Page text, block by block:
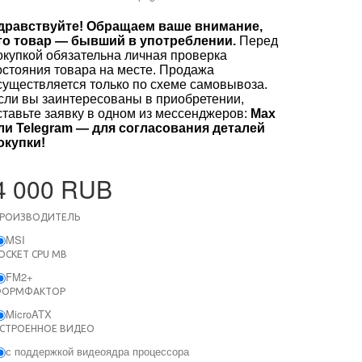
Обращаем ваше внимание,
товар — бывший в употреблении. Перед
обязательна личная проверка
товара на месте. Продажа
только по схеме самовывоза.
вы заинтересованы в приобретении,
заявку в одном из мессенджеров: Max
Telegram — для согласования деталей
000 RUB
MSI
CPU MB
FM2+
MicroATX
ВИДЕО
с поддержкой видеоядра процессора